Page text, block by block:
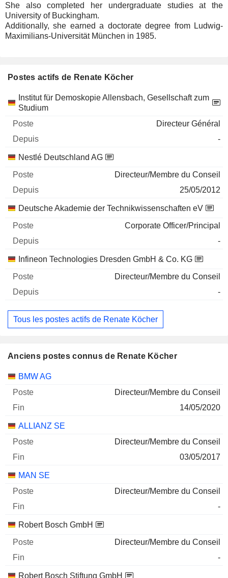
She also completed her undergraduate studies at the
University of Buckingham.
Additionally, she earned a doctorate degree from Ludwig-
Maximilians-Universität München in 1985.
Postes actifs de Renate Köcher
Sociétés Poste Début
Institut für Demoskopie Allensbach, Gesellschaft zum
Studium
Directeur Général
-
Nestlé Deutschland AG
Directeur/Membre du Conseil
25/05/2012
Deutsche Akademie der Technikwissenschaften eV
Corporate Officer/Principal
-
Infineon Technologies Dresden GmbH & Co. KG
Directeur/Membre du Conseil
-
Tous les postes actifs de Renate Köcher
Anciens postes connus de Renate Köcher
Sociétés Poste
BMW AG
Directeur/Membre du Conseil
14/05/2020
ALLIANZ SE
Directeur/Membre du Conseil
03/05/2017
MAN SE
Directeur/Membre du Conseil
-
Robert Bosch GmbH
Directeur/Membre du Conseil
-
Robert Bosch Stiftung GmbH